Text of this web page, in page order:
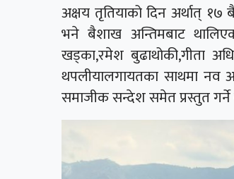
अक्षय तृतियाको दिन अर्थात्
भने बैशाख अन्तिमबाट
खड्का,रमेश बुढाथोकी,गीता
थपलीयालगायतका साथमा नव
समाजीक सन्देश समेत प्रस्तुत गर्ने